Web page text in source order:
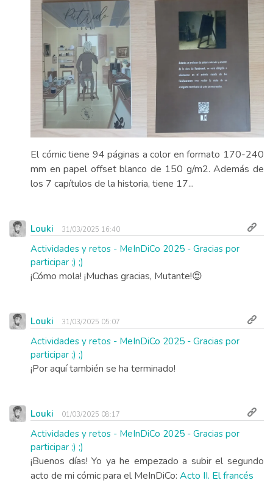
El cómic tiene 94 páginas a color en formato 170-240
mm en papel offset blanco de 150 g/m2. Además de
los 7 capítulos de la historia, tiene 17...
Louki 31/03/2025 16:40
Actividades y retos - MeInDiCo 2025 - Gracias por
participar ;) ;)
¡Cómo mola! ¡Muchas gracias, Mutante!😍
Louki 31/03/2025 05:07
Actividades y retos - MeInDiCo 2025 - Gracias por
participar ;) ;)
¡Por aquí también se ha terminado!
Louki 01/03/2025 08:17
Actividades y retos - MeInDiCo 2025 - Gracias por
participar ;) ;)
¡Buenos días! Yo ya he empezado a subir el segundo
acto de mi cómic para el MeInDiCo: Acto II. El francés